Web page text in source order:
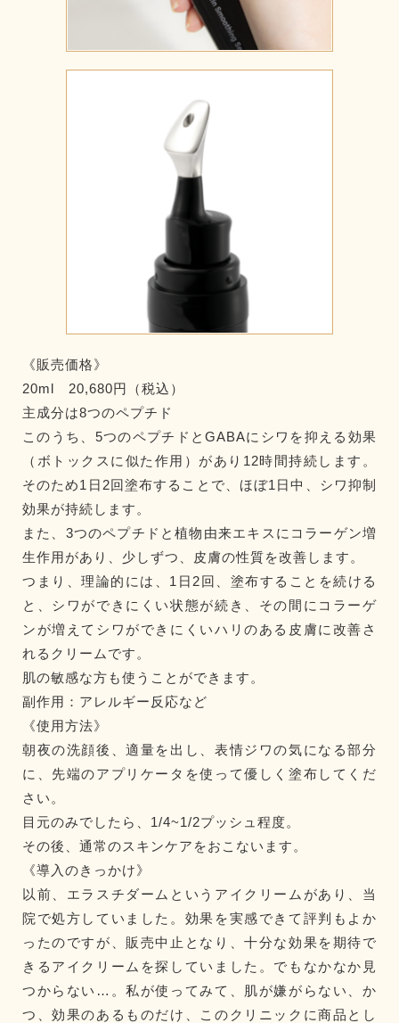
《販売価格》
20ml 20,680円（税込）
主成分は8つのペプチド
このうち、5つのペプチドとGABAにシワを抑える効果
（ボトックスに似た作用）があり12時間持続します。
そのため1日2回塗布することで、ほぼ1日中、シワ抑制
効果が持続します。
また、3つのペプチドと植物由来エキスにコラーゲン増
生作用があり、少しずつ、皮膚の性質を改善します。
つまり、理論的には、1日2回、塗布することを続ける
と、シワができにくい状態が続き、その間にコラーゲ
ンが増えてシワができにくいハリのある皮膚に改善さ
れるクリームです。
肌の敏感な方も使うことができます。
副作用：アレルギー反応など
《使用方法》
朝夜の洗顔後、適量を出し、表情ジワの気になる部分
に、先端のアプリケータを使って優しく塗布してくだ
さい。
目元のみでしたら、1/4~1/2プッシュ程度。
その後、通常のスキンケアをおこないます。
《導入のきっかけ》
以前、エラスチダームというアイクリームがあり、当
院で処方していました。効果を実感できて評判もよか
ったのですが、販売中止となり、十分な効果を期待で
きるアイクリームを探していました。でもなかなか見
つからない…。私が使ってみて、肌が嫌がらない、か
つ、効果のあるものだけ、このクリニックに商品とし